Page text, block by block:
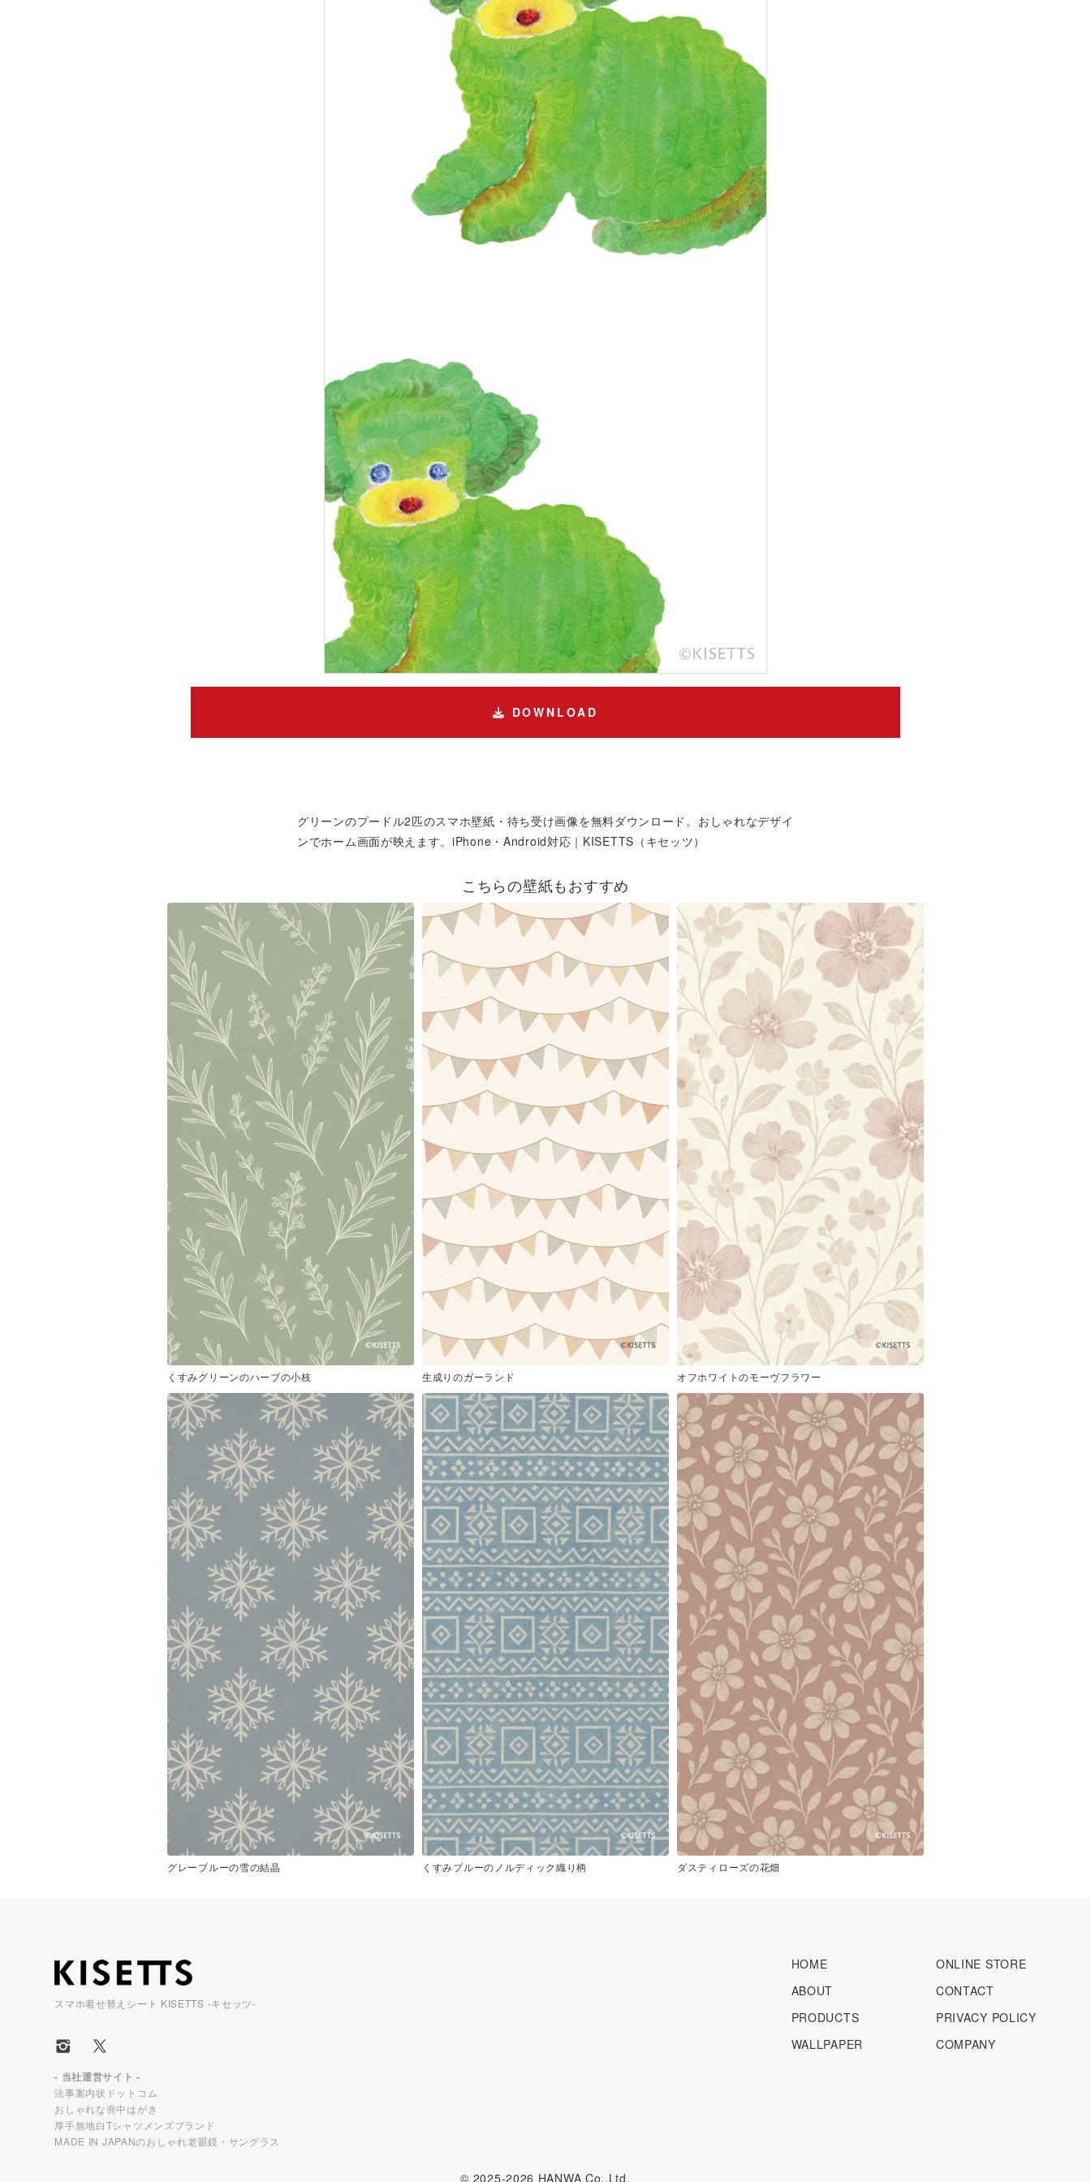
DOWNLOAD
グリーンのプードル2匹のスマホ壁紙・待ち受け画像を無料ダウンロード。おしゃれなデザイ
ンでホーム画面が映えます。iPhone・Android対応｜KISETTS（キセッツ）
こちらの壁紙もおすすめ
くすみグリーンのハーブの小枝 生成りのガーランド オフホワイトのモーヴフラワー
グレーブルーの雪の結晶 くすみブルーのノルディック織り柄 ダスティローズの花畑
スマホ着せ替えシート KISETTS -キセッツ-
- 当社運営サイト -
法事案内状ドットコム
おしゃれな喪中はがき
厚手無地白Tシャツメンズブランド
MADE IN JAPANのおしゃれ老眼鏡・サングラス
HOME
ABOUT
PRODUCTS
WALLPAPER
ONLINE STORE
CONTACT
PRIVACY POLICY
COMPANY
© 2025-2026 HANWA Co.,Ltd.